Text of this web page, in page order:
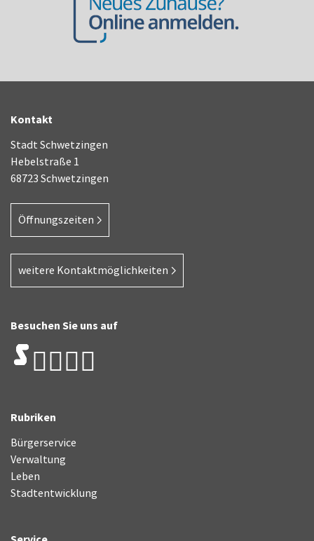
Kontakt
Stadt Schwetzingen
Hebelstraße 1
68723 Schwetzingen
Öffnungszeiten
weitere Kontaktmöglichkeiten
Besuchen Sie uns auf
Rubriken
Bürgerservice
Verwaltung
Leben
Stadtentwicklung